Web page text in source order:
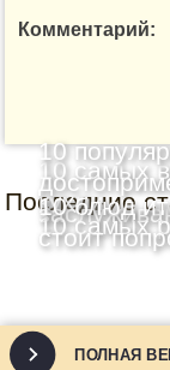
Комментарий:
Последние
10 самых
кухни
10
10 самых
10 блюд
стоит
ПОЛНАЯ